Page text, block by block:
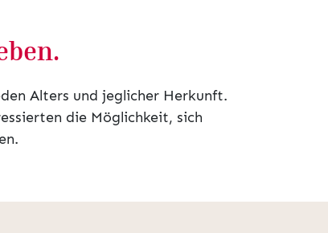
Alters und jeglicher Herkunft.
die Möglichkeit, sich